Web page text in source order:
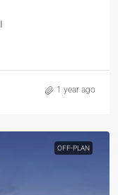
1 year ago
OFF-PLAN